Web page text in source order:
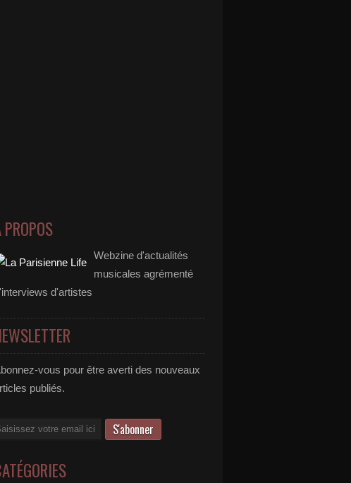
PROPOS
Webzine d'actualités
musicales agrémenté
d'artistes
vous pour être averti des nouveaux
publiés.